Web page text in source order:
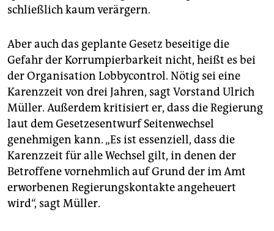
schließlich kaum verärgern.
Aber auch das geplante Gesetz beseitige die
Gefahr der Korrumpierbarkeit nicht, heißt es bei
der Organisation Lobbycontrol. Nötig sei eine
Karenzzeit von drei Jahren, sagt Vorstand Ulrich
Müller. Außerdem kritisiert er, dass die Regierung
laut dem Gesetzesentwurf Seitenwechsel
genehmigen kann. „Es ist essenziell, dass die
Karenzzeit für alle Wechsel gilt, in denen der
Betroffene vornehmlich auf Grund der im Amt
erworbenen Regierungskontakte angeheuert
wird“, sagt Müller.